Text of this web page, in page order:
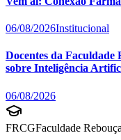
06/08/2026Institucional
Docentes da Faculdade
sobre Inteligência
06/08/2026
FRCGFaculdade